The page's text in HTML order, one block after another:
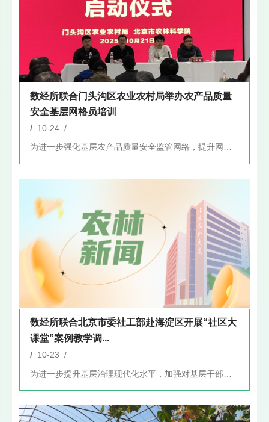
数经所联合门头沟区农业农村局举办农产品质量
安全基层网格员培训
/ 10-24 /
为进一步强化基层农产品质量安全监管网络，提升网格员履职能力，...
数经所联合北京市委社工部赴海淀区开展“社区大
课堂”案例教学调...
/ 10-23 /